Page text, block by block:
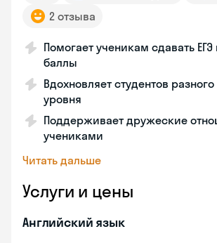
2 отзыва
Помогает ученикам сдавать
баллы
Вдохновляет студентов
уровня
Поддерживает дружеские
учениками
Читать дальше
Услуги и цены
Английский язык